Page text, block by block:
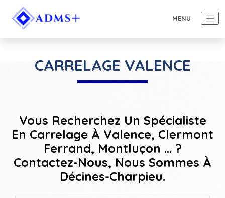
CARRELAGE VALENCE
Vous Recherchez Un Spécialiste
En Carrelage À Valence, Clermont
Ferrand, Montluçon ... ?
Contactez-Nous, Nous Sommes À
Décines-Charpieu.